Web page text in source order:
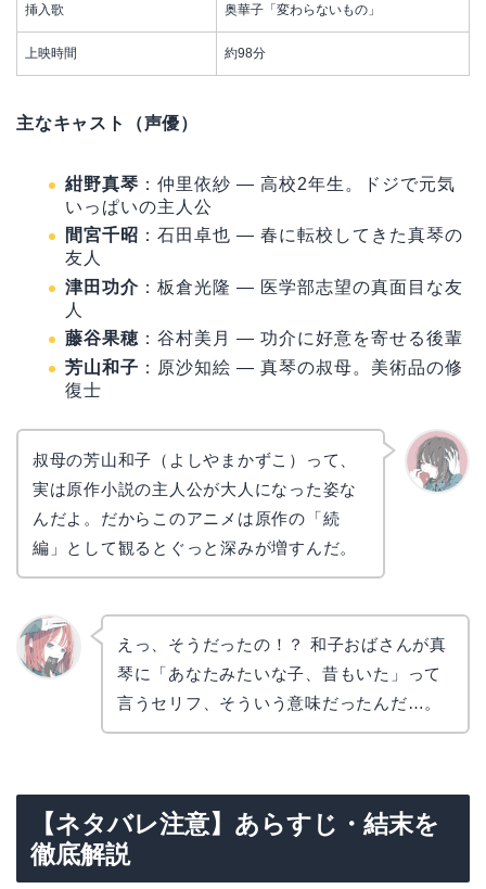
挿入歌 奥華子「変わらないもの」
上映時間 約98分
主なキャスト（声優）
紺野真琴 ：仲里依紗 — 高校2年生。ドジで元気
いっぱいの主人公
間宮千昭 ：石田卓也 — 春に転校してきた真琴の
友人
津田功介 ：板倉光隆 — 医学部志望の真面目な友
人
藤谷果穂 ：谷村美月 — 功介に好意を寄せる後輩
芳山和子 ：原沙知絵 — 真琴の叔母。美術品の修
復士
叔母の芳山和子（よしやまかずこ）って、
実は原作小説の主人公が大人になった姿な
んだよ。だからこのアニメは原作の「続
編」として観るとぐっと深みが増すんだ。
えっ、そうだったの！？ 和子おばさんが真
琴に「あなたみたいな子、昔もいた」って
言うセリフ、そういう意味だったんだ…。
【ネタバレ注意】あらすじ・結末を
徹底解説